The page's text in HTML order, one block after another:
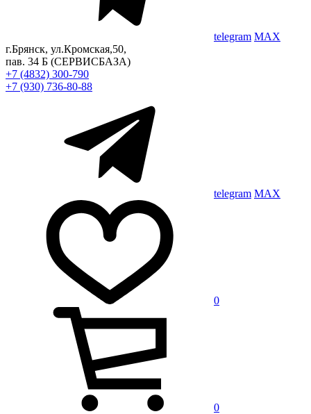
telegram MAX
г.Брянск, ул.Кромская,50,
пав. 34 Б (СЕРВИСБАЗА)
+7 (4832) 300-790
+7 (930) 736-80-88
telegram MAX
0
0